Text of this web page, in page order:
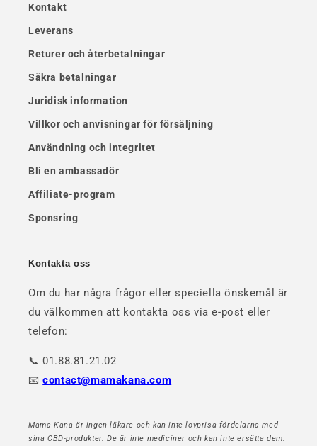
Kontakt
Leverans
Returer och återbetalningar
Säkra betalningar
Juridisk information
Villkor och anvisningar för försäljning
Användning och integritet
Bli en ambassadör
Affiliate-program
Sponsring
Kontakta oss
Om du har några frågor eller speciella önskemål är
du välkommen att kontakta oss via e-post eller
telefon:
📞 01.88.81.21.02
📧contact@mamakana.com
Mama Kana är ingen läkare och kan inte lovprisa fördelarna med
sina CBD-produkter. De är inte mediciner och kan inte ersätta dem.